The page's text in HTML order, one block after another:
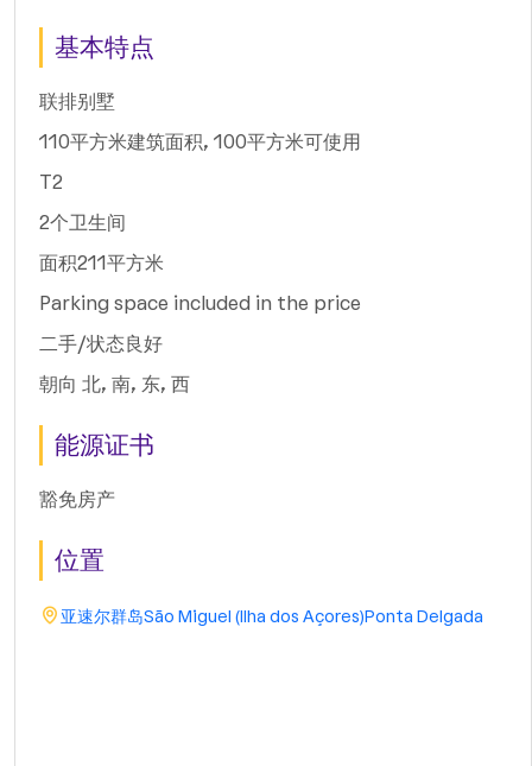
基本特点
联排别墅
110平方米建筑面积, 100平方米可使用
T2
2个卫生间
面积211平方米
Parking space included in the price
二手/状态良好
朝向 北, 南, 东, 西
能源证书
豁免房产
位置
亚速尔群岛São Miguel (Ilha dos Açores)Ponta Delgada